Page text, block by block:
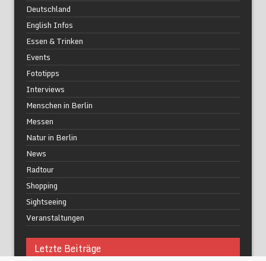
Deutschland
English Infos
Essen & Trinken
Events
Fototipps
Interviews
Menschen in Berlin
Messen
Natur in Berlin
News
Radtour
Shopping
Sightseeing
Veranstaltungen
Letzte Beiträge